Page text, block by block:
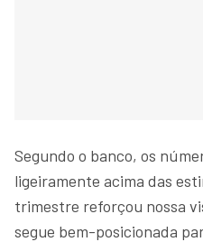
Segundo o banco, os
ligeiramente acima das
trimestre reforçou nossa
segue bem-posicionada